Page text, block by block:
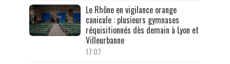
Le Rhône en vigilance orange
canicule : plusieurs gymnases
réquisitionnés dès demain à Lyon et
Villeurbanne
17:07